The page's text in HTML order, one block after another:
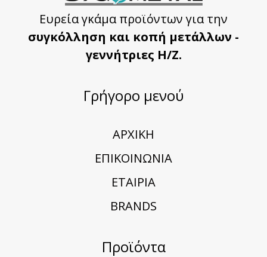
Ευρεία γκάμα προϊόντων για την
συγκόλληση και κοπή μετάλλων -
γεννήτριες Η/Ζ.
Γρήγορο μενού
ΑΡΧΙΚΗ
ΕΠΙΚΟΙΝΩΝΙΑ
ΕΤΑΙΡΙΑ
BRANDS
Προϊόντα